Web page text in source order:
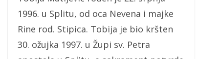
1996. u Splitu, od oca Nevena i majke
Rine rod. Stipica. Tobija je bio kršten
30. ožujka 1997. u Župi sv. Petra